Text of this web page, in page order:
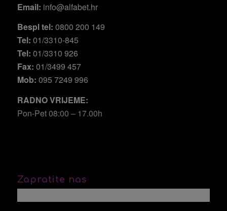
Email: info@alfabet.hr
Bespl tel: 0800 200 149
Tel: 01/3310-845
Tel: 01/3310 926
Fax: 01/3499 457
Mob: 095 7249 996
RADNO VRIJEME:
Pon-Pet 08:00 – 17.00h
Zapratite nas